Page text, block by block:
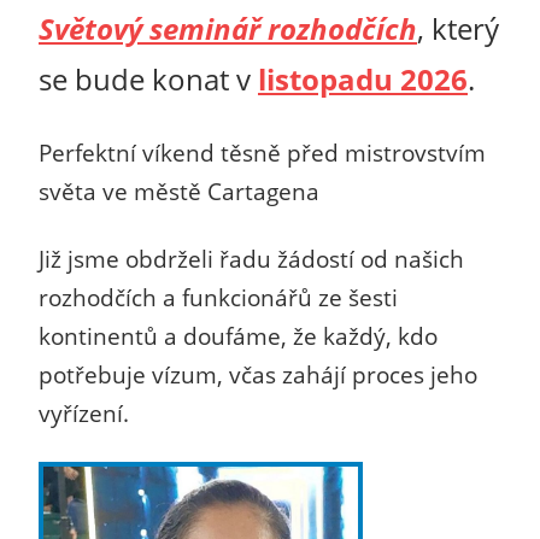
Světový seminář rozhodčích, který
se bude konat v listopadu 2026.
Perfektní víkend těsně před mistrovstvím
světa ve městě Cartagena
Již jsme obdrželi řadu žádostí od našich
rozhodčích a funkcionářů ze šesti
kontinentů a doufáme, že každý, kdo
potřebuje vízum, včas zahájí proces jeho
vyřízení.